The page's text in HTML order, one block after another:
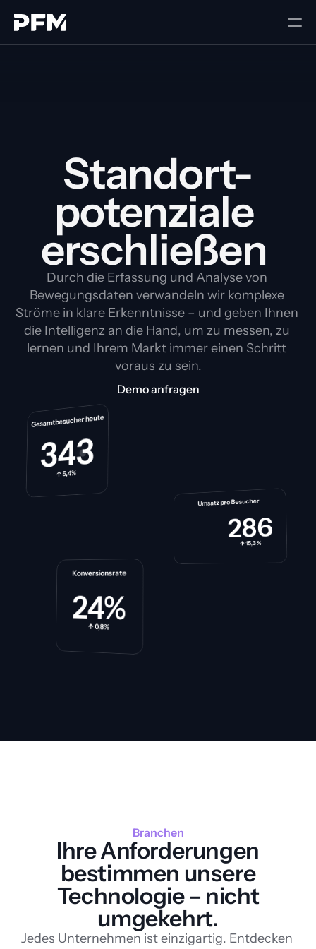
Standort-
potenziale
erschließen
Durch die Erfassung und Analyse von
Bewegungsdaten verwandeln wir komplexe
Ströme in klare Erkenntnisse – und geben Ihnen
die Intelligenz an die Hand, um zu messen, zu
lernen und Ihrem Markt immer einen Schritt
voraus zu sein.
Demo anfragen
Gesamtbesucher heute
343
Umsatz pro Besucher
286
↑ 15,3 %
Konversionsrate
24%
↑ 0,8%
Branchen
Ihre Anforderungen
bestimmen unsere
Technologie – nicht
umgekehrt.
Jedes Unternehmen ist einzigartig. Entdecken